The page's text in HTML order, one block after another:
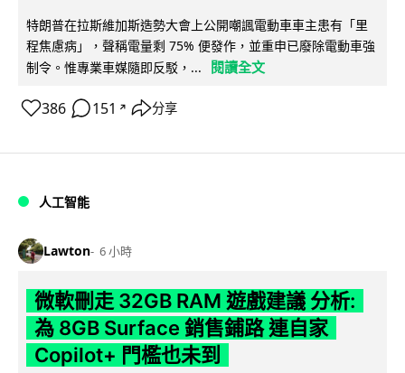
特朗普在拉斯維加斯造勢大會上公開嘲諷電動車車主患有「里
程焦慮病」，聲稱電量剩 75% 便發作，並重申已廢除電動車強
制令。惟專業車媒隨即反駁，...
閱讀全文
386 151 ↗ 分享
人工智能
Lawton 6 小時
微軟刪走 32GB RAM 遊戲建議 分析:
為 8GB Surface 銷售鋪路 連自家
Copilot+ 門檻也未到